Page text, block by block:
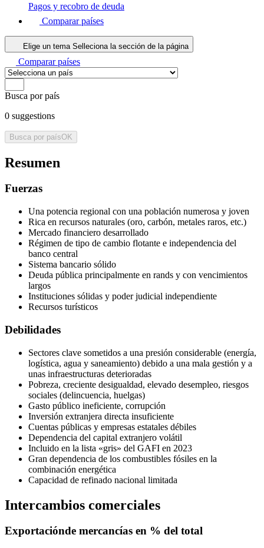
Pagos y recobro de deuda
Comparar países
Elige un tema Selleciona la sección de la página
Comparar países
Busca por país
0 suggestions
Busca por paísOK
Resumen
Fuerzas
Una potencia regional con una población numerosa y joven
Rica en recursos naturales (oro, carbón, metales raros, etc.)
Mercado financiero desarrollado
Régimen de tipo de cambio flotante e independencia del
banco central
Sistema bancario sólido
Deuda pública principalmente en rands y con vencimientos
largos
Instituciones sólidas y poder judicial independiente
Recursos turísticos
Debilidades
Sectores clave sometidos a una presión considerable (energía,
logística, agua y saneamiento) debido a una mala gestión y a
unas infraestructuras deterioradas
Pobreza, creciente desigualdad, elevado desempleo, riesgos
sociales (delincuencia, huelgas)
Gasto público ineficiente, corrupción
Inversión extranjera directa insuficiente
Cuentas públicas y empresas estatales débiles
Dependencia del capital extranjero volátil
Incluido en la lista «gris» del GAFI en 2023
Gran dependencia de los combustibles fósiles en la
combinación energética
Capacidad de refinado nacional limitada
Intercambios comerciales
Exportaciónde mercancías en % del total